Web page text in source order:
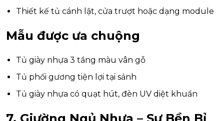
Thiết kế tủ cánh lật, cửa trượt hoặc dạng module
Mẫu được ưa chuộng
Tủ giày nhựa 3 tầng màu vân gỗ
Tủ phối gương tiện lợi tại sảnh
Tủ giày nhựa có quạt hút, đèn UV diệt khuẩn